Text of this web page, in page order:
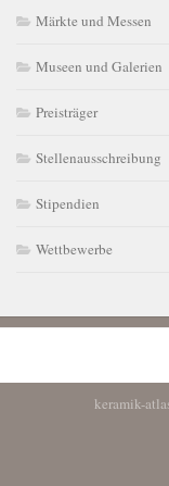
Märkte und Messen
Museen und Galerien
Preisträger
Stellenausschreibung
Stipendien
Wettbewerbe
keramik-